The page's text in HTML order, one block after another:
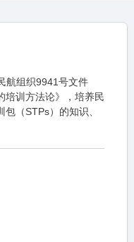
航组织9941号文件
训方法论》，培养民
（STPs）的知识、